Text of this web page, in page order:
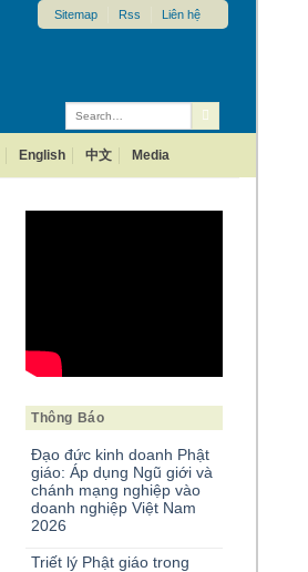
Sitemap Rss Liên hệ
English 中文 Media
Thông Báo
Đạo đức kinh doanh Phật
giáo: Áp dụng Ngũ giới và
chánh mạng nghiệp vào
doanh nghiệp Việt Nam
2026
Triết lý Phật giáo trong